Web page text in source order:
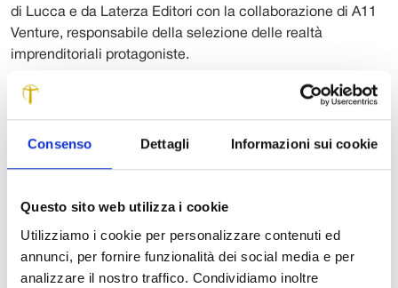
Consenso Dettagli Informazioni sui cookie
Questo sito web utilizza i cookie
Utilizziamo i cookie per personalizzare contenuti ed
annunci, per fornire funzionalità dei social media e per
analizzare il nostro traffico. Condividiamo inoltre
di Lucca e da Laterza Editori con la collaborazione di A11
Venture, responsabile della selezione delle realtà
imprenditoriali protagoniste.
Quest’anno, l’appuntamento è fissato per venerdì 15
sarà la presentazione di cinque
avranno modo di raccontare le loro progettualità di fronte
ad un pubblico qualificato vicino sia al mondo dell’industria
sia a quello della ricerca.